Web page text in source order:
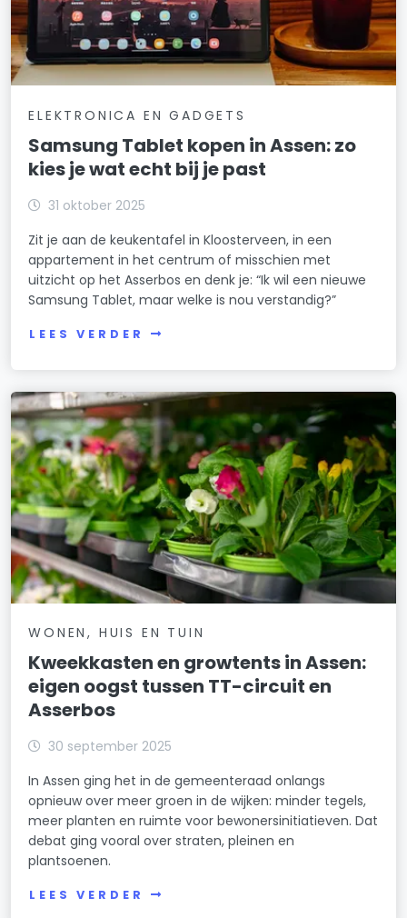
ELEKTRONICA EN GADGETS
Samsung Tablet kopen in Assen: zo
kies je wat echt bij je past
31 oktober 2025
Zit je aan de keukentafel in Kloosterveen, in een
appartement in het centrum of misschien met
uitzicht op het Asserbos en denk je: “Ik wil een nieuwe
Samsung Tablet, maar welke is nou verstandig?”
LEES VERDER
WONEN, HUIS EN TUIN
Kweekkasten en growtents in Assen:
eigen oogst tussen TT-circuit en
Asserbos
30 september 2025
In Assen ging het in de gemeenteraad onlangs
opnieuw over meer groen in de wijken: minder tegels,
meer planten en ruimte voor bewonersinitiatieven. Dat
debat ging vooral over straten, pleinen en
plantsoenen.
LEES VERDER